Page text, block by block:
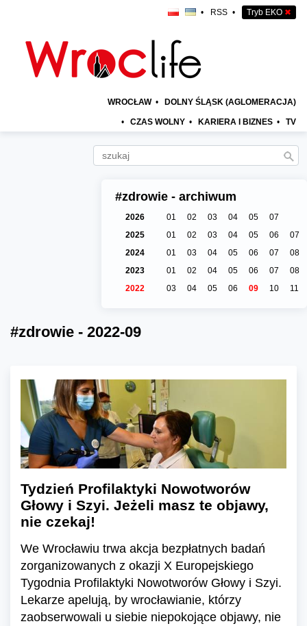
• RSS • Tryb EKO ✖
WROCŁAW • DOLNY ŚLĄSK (AGLOMERACJA)
• CZAS WOLNY • KARIERA I BIZNES • TV
#zdrowie - archiwum
2026 01 02 03 04 05
07
2025
01 02 03 04 05 06
07
2024
01 03 04 05 06 07
08
2023
01 02 04 05 06 07
08
2022
03 04 05 06 09 10 11
#zdrowie - 2022-09
Tydzień Profilaktyki Nowotworów
Głowy i Szyi. Jeżeli masz te objawy,
nie czekaj!
We Wrocławiu trwa akcja bezpłatnych badań
zorganizowanych z okazji X Europejskiego
Tygodnia Profilaktyki Nowotworów Głowy i Szyi.
Lekarze apelują, by wrocławianie, którzy
zaobserwowali u siebie niepokojące objawy, nie